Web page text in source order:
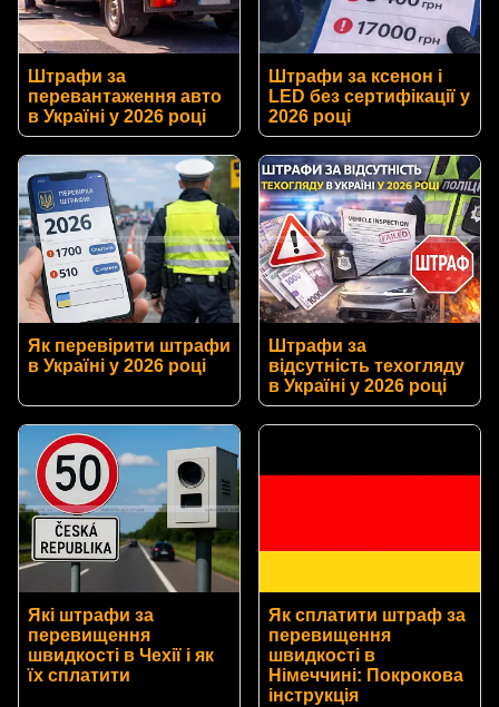
Штрафи за
перевантаження авто
в Україні у 2026 році
Штрафи за ксенон і
LED без сертифікації у
2026 році
Як перевірити штрафи
в Україні у 2026 році
Штрафи за
відсутність техогляду
в Україні у 2026 році
Які штрафи за
перевищення
швидкості в Чехії і як
їх сплатити
Як сплатити штраф за
перевищення
швидкості в
Німеччині: Покрокова
інструкція